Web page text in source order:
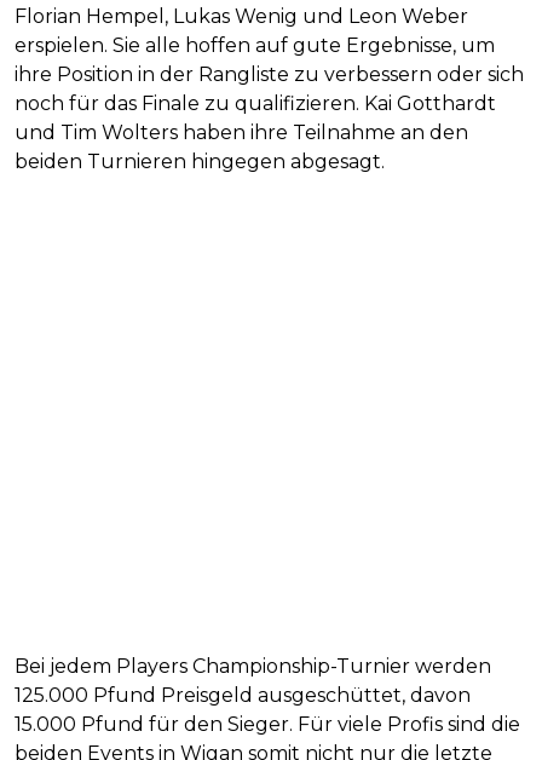
Florian Hempel, Lukas Wenig und Leon Weber
erspielen. Sie alle hoffen auf gute Ergebnisse, um
ihre Position in der Rangliste zu verbessern oder sich
noch für das Finale zu qualifizieren. Kai Gotthardt
und Tim Wolters haben ihre Teilnahme an den
beiden Turnieren hingegen abgesagt.
Bei jedem Players Championship-Turnier werden
125.000 Pfund Preisgeld ausgeschüttet, davon
15.000 Pfund für den Sieger. Für viele Profis sind die
beiden Events in Wigan somit nicht nur die letzte